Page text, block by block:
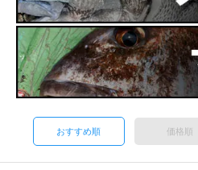
おすすめ順 価格順